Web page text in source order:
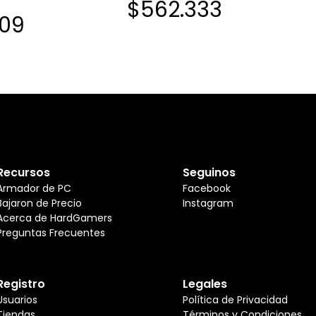
SODIMM
$562.333
de PC
de Precio
de HardGamers
Frecuentes
Seguinos
Facebook
Instagram
Legales
Política de Privacidad